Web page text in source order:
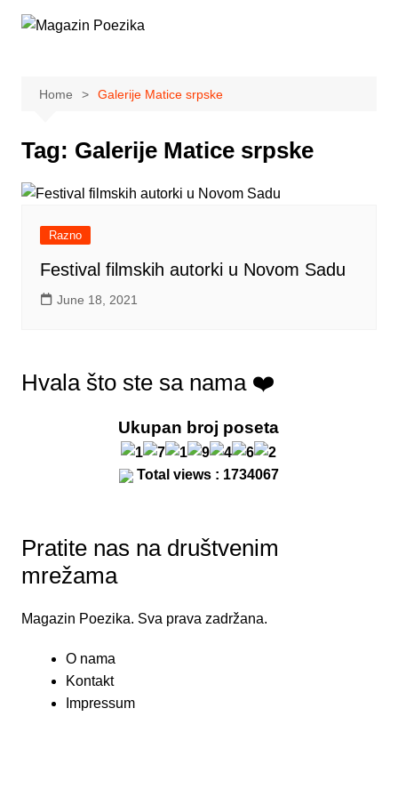
Home Galerije Matice srpske
Tag: Galerije Matice srpske
Razno
Festival filmskih autorki u Novom Sadu
June 18, 2021
Hvala što ste sa nama ❤️
Ukupan broj poseta
Total views : 1734067
Pratite nas na društvenim
mrežama
Magazin Poezika. Sva prava zadržana.
O nama
Kontakt
Impressum